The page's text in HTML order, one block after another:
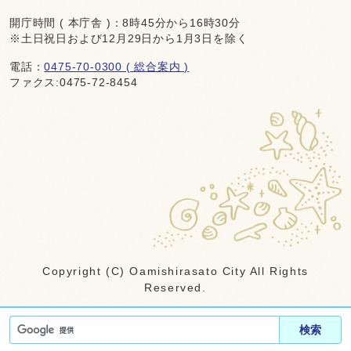
検索
開庁時間 ( 本庁舎 )：8時45分から16時30分
※土日祝日および12月29日から1月3日を除く
電話：0475-70-0300 ( 総合案内 )
ファクス:0475-72-8454
Copyright (C) Oamishirasato City All Rights
Reserved.